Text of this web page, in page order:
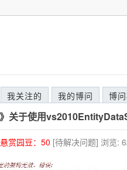
我关注的 我的博问 博
》关于使用
悬赏园豆： 50 [待解决问题] 浏览: